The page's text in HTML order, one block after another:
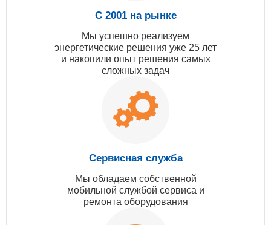
С 2001 на рынке
Мы успешно реализуем
энергетические решения уже 25 лет
и накопили опыт решения самых
сложных задач
Сервисная служба
Мы обладаем собственной
мобильной службой сервиса и
ремонта оборудования